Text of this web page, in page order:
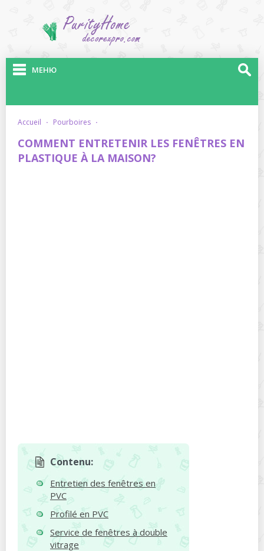
МЕНЮ
accueil · pourboires ·
COMMENT ENTRETENIR LES FENÊTRES EN
PLASTIQUE À LA MAISON?
Contenu:
Entretien des fenêtres en
PVC
Profilé en PVC
Service de fenêtres à double
vitrage